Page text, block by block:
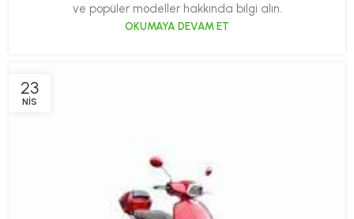
ve popüler modeller hakkında bilgi alın.
OKUMAYA DEVAM ET
23
NIS